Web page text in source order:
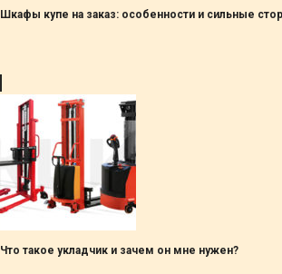
Шкафы купе на заказ: особенности и сильные
Что такое укладчик и зачем он мне нужен?